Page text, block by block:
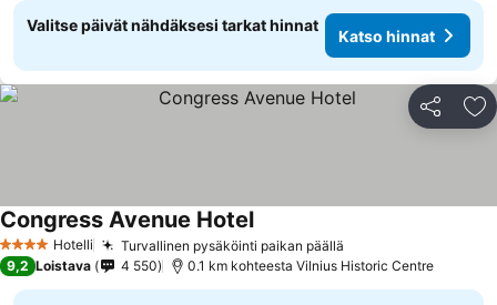
Valitse päivät nähdäksesi tarkat hinnat
Katso hinnat
Jaa
4 Tähtiluokitus
Hotelli Turvallinen pysäköinti paikan päällä
Congress Avenue Hotel
9,2 Loistava 4 550 0.1 km kohteesta Vilnius Historic Centre